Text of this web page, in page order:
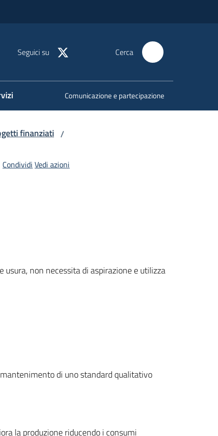
Seguici su Cerca
Comunicazione e partecipazione
finanziati /
Condividi Vedi azioni
non necessita di aspirazione e utilizza
di uno standard qualitativo
la produzione riducendo i consumi